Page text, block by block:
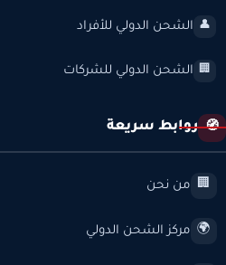
👤 الشحن الدولي للأفراد
🏢 الشحن الدولي للشركات
🧭 روابط سريعة
🏢 من نحن
🌍 مركز الشحن الدولي